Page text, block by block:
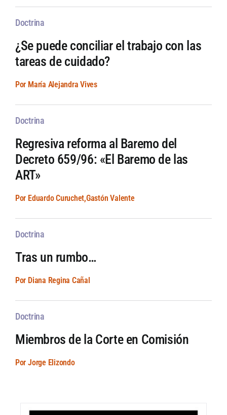
Doctrina
¿Se puede conciliar el trabajo con las
tareas de cuidado?
Por María Alejandra Vives
Doctrina
Regresiva reforma al Baremo del
Decreto 659/96: «El Baremo de las
ART»
Por Eduardo Curuchet,Gastón Valente
Doctrina
Tras un rumbo…
Por Diana Regina Cañal
Doctrina
Miembros de la Corte en Comisión
Por Jorge Elizondo